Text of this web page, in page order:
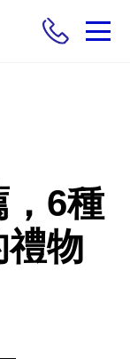
6種
物